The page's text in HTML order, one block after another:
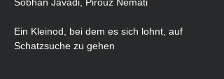
Ein Kleinod, bei dem es sich lohnt, auf
Schatzsuche zu gehen